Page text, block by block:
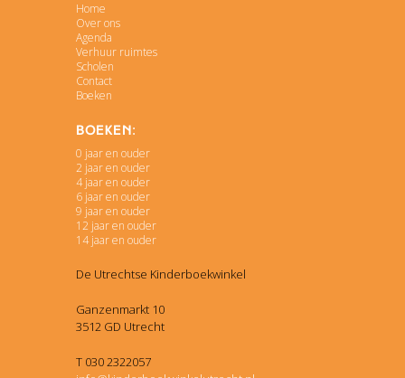
Home
Over ons
Agenda
Verhuur ruimtes
Scholen
Contact
Boeken
Boeken:
0 jaar en ouder
2 jaar en ouder
4 jaar en ouder
6 jaar en ouder
9 jaar en ouder
12 jaar en ouder
14 jaar en ouder
De Utrechtse Kinderboekwinkel
Ganzenmarkt 10
3512 GD Utrecht
T 030 2322057